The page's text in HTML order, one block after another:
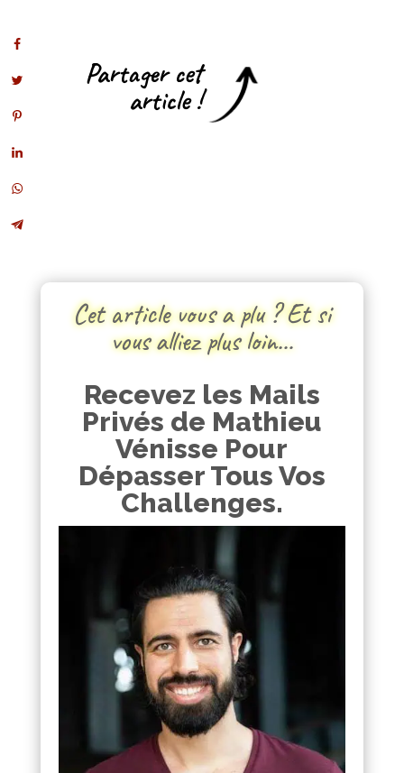
Partager cet
article !
Cet article vous a plu ? Et si
vous alliez plus loin…
Recevez les Mails
Privés de Mathieu
Vénisse Pour
Dépasser Tous Vos
Challenges.